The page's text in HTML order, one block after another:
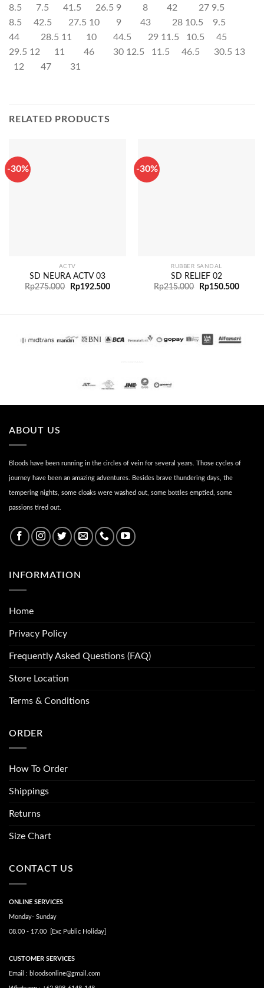
8.5 7.5 41.5 26.5 9 8 42 27 9.5
8.5 42.5 27.5 10 9 43 28 10.5 9.5
44 28.5 11 10 44.5 29 11.5 10.5 45
29.5 12 11 46 30 12.5 11.5 46.5 30.5 13
12 47 31
RELATED PRODUCTS
-30%
ACTV
SD NEURA ACTV 03
Rp275.000 Rp192.500
-30%
RUBBER SANDAL
SD RELIEF 02
Rp215.000 Rp150.500
ABOUT US
Bloods have been running in the circles of vein for several years. Those cycles of
journey have been an amazing adventures. Besides brave thundering days, the
tempering nights, some cloaks were washed out, some bottles emptied, some
passions tired out.
INFORMATION
Home
Privacy Policy
Frequently Asked Questions (FAQ)
Store Location
Terms & Conditions
ORDER
How To Order
Shippings
Returns
Size Chart
CONTACT US
ONLINE SERVICES
Monday- Sunday
08.00 - 17.00 [Exc Public Holiday]
CUSTOMER SERVICES
Email : bloodsonline@gmail.com